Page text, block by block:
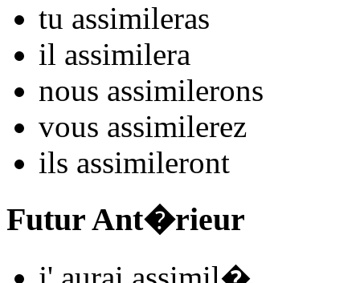
tu assimileras
il assimilera
nous assimilerons
vous assimilerez
ils assimileront
Futur Ant�rieur